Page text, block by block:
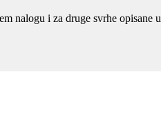
nalogu i za druge svrhe opisane u